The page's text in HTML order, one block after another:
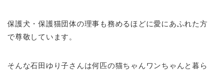
保護犬・保護猫団体の理事も務めるほどに愛にあふれた方
で尊敬しています。
そんな石田ゆり子さんは何匹の猫ちゃんワンちゃんと暮ら